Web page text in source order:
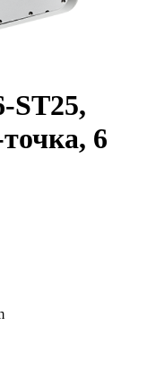
ST25,
6